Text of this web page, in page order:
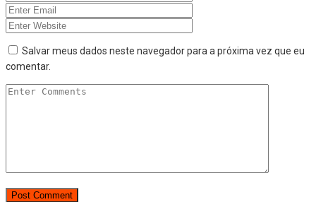
Salvar meus dados neste navegador para a próxima vez que eu
comentar.